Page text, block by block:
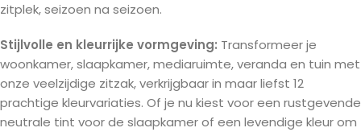
zitplek, seizoen na seizoen.
Stijlvolle en kleurrijke vormgeving: Transformeer je
woonkamer, slaapkamer, mediaruimte, veranda en tuin met
onze veelzijdige zitzak, verkrijgbaar in maar liefst 12
prachtige kleurvariaties. Of je nu kiest voor een rustgevende
neutrale tint voor de slaapkamer of een levendige kleur om